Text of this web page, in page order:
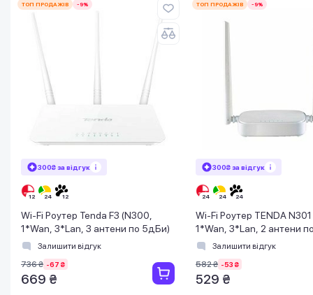
ТОП ПРОДАЖІВ -9%
300₴ за відгук
Wi-Fi Роутер Tenda F3 (N300,
1*Wan, 3*Lan, 3 антени по 5дБи)
Залишити відгук
736 ₴ -67 ₴
669 ₴
ТОП ПРОДАЖІВ -9%
300₴ за відгук
Wi-Fi Роутер TENDA
1*Wan, 3*Lan, 2 антени
Залишити відгук
582 ₴ -53 ₴
529 ₴